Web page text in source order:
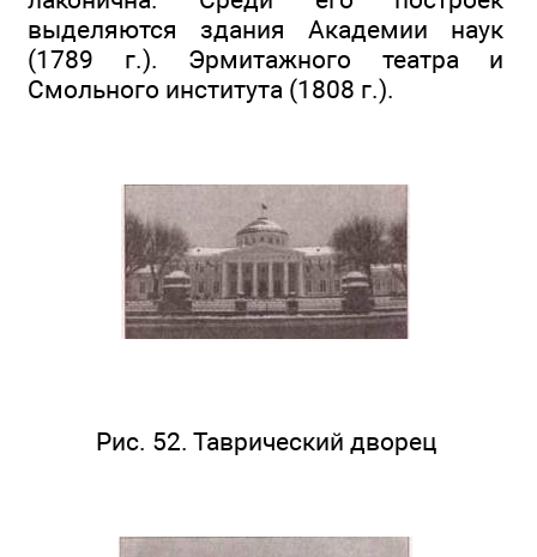
выделяются здания Академии наук
(1789 г.). Эрмитажного театра и
Смольного института (1808 г.).
Рис. 52. Таврический дворец